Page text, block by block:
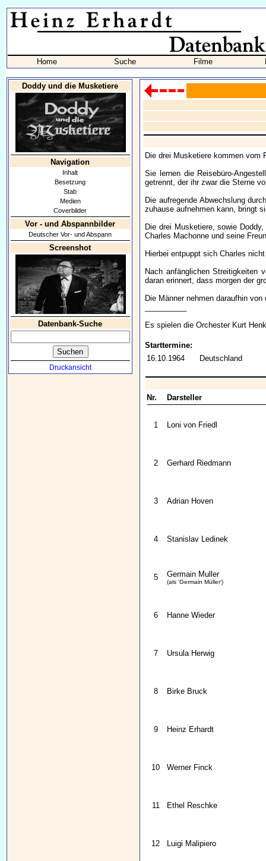
Home Suche Filme
Doddy und die Musketiere
Navigation
Inhalt
Besetzung
Stab
Medien
Coverbilder
Vor - und Abspannbilder
Deutscher Vor- und Abspann
Screenshot
Datenbank-Suche
Druckansicht
Die drei Musketiere kommen vom
Sie lernen die Reisebüro-
getrennt, der ihr zwar die Sterne
Die aufregende Abwechslung
zuhause aufnehmen kann, bringt
Die drei Musketiere, sowie
Charles Machonne und seine
Hierbei entpuppt sich Charles
Nach anfänglichen Streitigkeiten
daran erinnert, dass morgen der
Die Männer nehmen daraufhin
Es spielen die Orchester Kurt
Starttermine:
16.10.1964
Deutschland
Nr. Darsteller
1 Loni von Friedl
2 Gerhard Riedmann
3 Adrian Hoven
4 Stanislav Ledinek
5 Germain Muller
(als 'Germain Müller')
6 Hanne Wieder
7 Ursula Herwig
8 Birke Bruck
9 Heinz Erhardt
10 Werner Finck
11 Ethel Reschke
12 Luigi Malipiero